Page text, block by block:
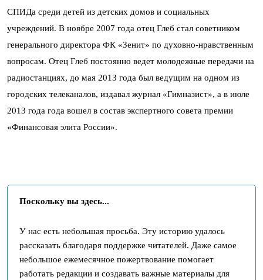
СПИДа среди детей из детских домов и социальных
учреждений. В ноябре 2007 года отец Глеб стал советником
генерального директора ФК «Зенит» по духовно-нравственным
вопросам. Отец Глеб постоянно ведет молодежные передачи на
радиостанциях, до мая 2013 года был ведущим на одном из
городских телеканалов, издавал журнал «Гимназист», а в июле
2013 года года вошел в состав экспертного совета премии
«Финансовая элита России».
Поскольку вы здесь...
У нас есть небольшая просьба. Эту историю удалось
рассказать благодаря поддержке читателей. Даже самое
небольшое ежемесячное пожертвование помогает
работать редакции и создавать важные материалы для